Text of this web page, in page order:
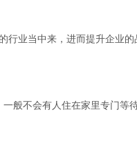
业当中来，进而提升企业的
般不会有人住在家里专门等